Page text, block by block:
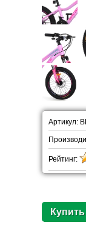
Артикул:
Рейтинг: